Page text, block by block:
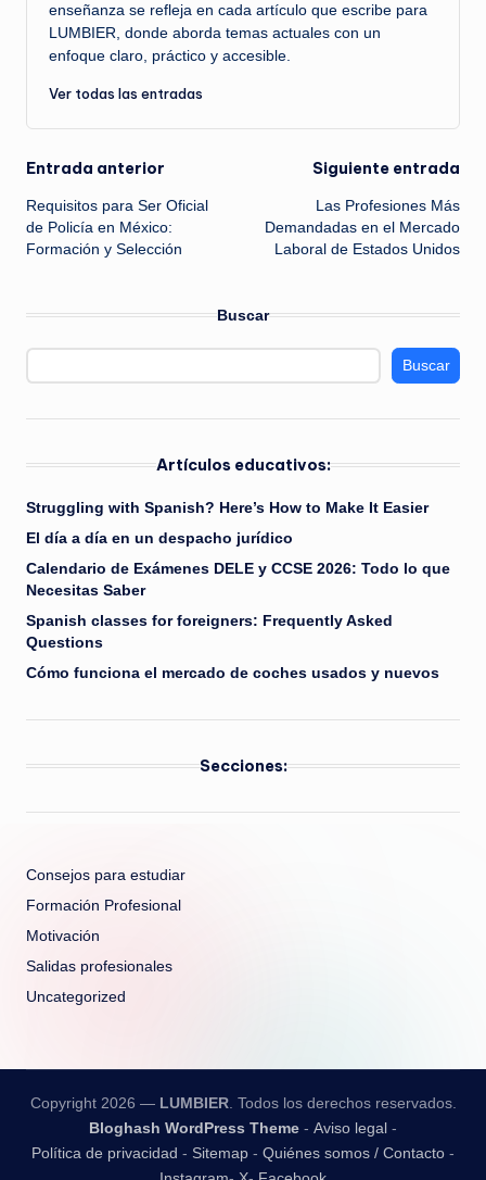
enseñanza se refleja en cada artículo que escribe para
LUMBIER, donde aborda temas actuales con un
enfoque claro, práctico y accesible.
Ver todas las entradas
Navegación
de
entradas
Entrada anterior
Requisitos para Ser Oficial
de Policía en México:
Formación y Selección
Siguiente entrada
Las Profesiones Más
Demandadas en el Mercado
Laboral de Estados Unidos
Buscar
Buscar
Artículos educativos:
Struggling with Spanish? Here’s How to Make It Easier
El día a día en un despacho jurídico
Calendario de Exámenes DELE y CCSE 2026: Todo lo que
Necesitas Saber
Spanish classes for foreigners: Frequently Asked
Questions
Cómo funciona el mercado de coches usados y nuevos
Secciones:
Consejos para estudiar
Formación Profesional
Motivación
Salidas profesionales
Uncategorized
Copyright 2026 — LUMBIER. Todos los derechos reservados.
Bloghash WordPress Theme - Aviso legal -
Política de privacidad - Sitemap - Quiénes somos / Contacto -